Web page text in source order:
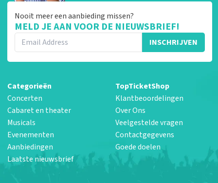
Nooit meer een aanbieding missen?
MELD JE AAN VOOR DE NIEUWSBRIEF!
INSCHRIJVEN
Categorieën
Concerten
Cabaret en theater
Musicals
Evenementen
Aanbiedingen
Laatste nieuwsbrief
TopTicketShop
Klantbeoordelingen
Over Ons
Veelgestelde vragen
Contactgegevens
Goede doelen